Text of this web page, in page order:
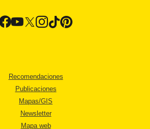
Recomendaciones
Publicaciones
Mapas/GIS
Newsletter
Mapa web